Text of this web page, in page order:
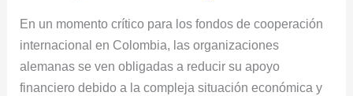
En un momento crítico para los fondos de cooperación
internacional en Colombia, las organizaciones
alemanas se ven obligadas a reducir su apoyo
financiero debido a la compleja situación económica y
cooperación
en
Colombia